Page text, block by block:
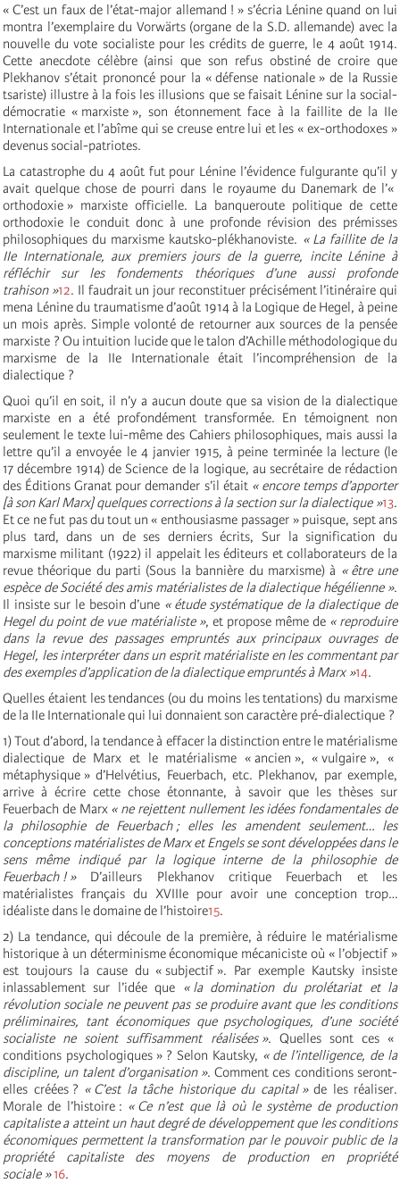
« C’est un faux de l’état-major allemand ! » s’écria Lénine quand on lui
montra l’exemplaire du Vorwärts (organe de la S.D. allemande) avec la
nouvelle du vote socialiste pour les crédits de guerre, le 4 août 1914.
Cette anecdote célèbre (ainsi que son refus obstiné de croire que
Plekhanov s’était prononcé pour la « défense nationale » de la Russie
tsariste) illustre à la fois les illusions que se faisait Lénine sur la social-
démocratie « marxiste », son étonnement face à la faillite de la IIe
Internationale et l’abîme qui se creuse entre lui et les « ex-orthodoxes »
devenus social-patriotes.
La catastrophe du 4 août fut pour Lénine l’évidence fulgurante qu’il y
avait quelque chose de pourri dans le royaume du Danemark de l’«
orthodoxie » marxiste officielle. La banqueroute politique de cette
orthodoxie le conduit donc à une profonde révision des prémisses
philosophiques du marxisme kautsko-plékhanoviste. « La faillite de la
IIe Internationale, aux premiers jours de la guerre, incite Lénine à
réfléchir sur les fondements théoriques d’une aussi profonde
trahison »12. Il faudrait un jour reconstituer précisément l’itinéraire qui
mena Lénine du traumatisme d’août 1914 à la Logique de Hegel, à peine
un mois après. Simple volonté de retourner aux sources de la pensée
marxiste ? Ou intuition lucide que le talon d’Achille méthodologique du
marxisme de la IIe Internationale était l’incompréhension de la
dialectique ?
Quoi qu’il en soit, il n’y a aucun doute que sa vision de la dialectique
marxiste en a été profondément transformée. En témoignent non
seulement le texte lui-même des Cahiers philosophiques, mais aussi la
lettre qu’il a envoyée le 4 janvier 1915, à peine terminée la lecture (le
17 décembre 1914) de Science de la logique, au secrétaire de rédaction
des Éditions Granat pour demander s’il était « encore temps d’apporter
[à son Karl Marx] quelques corrections à la section sur la dialectique »13.
Et ce ne fut pas du tout un « enthousiasme passager » puisque, sept ans
plus tard, dans un de ses derniers écrits, Sur la signification du
marxisme militant (1922) il appelait les éditeurs et collaborateurs de la
revue théorique du parti (Sous la bannière du marxisme) à « être une
espèce de Société des amis matérialistes de la dialectique hégélienne ».
Il insiste sur le besoin d’une « étude systématique de la dialectique de
Hegel du point de vue matérialiste », et propose même de « reproduire
dans la revue des passages empruntés aux principaux ouvrages de
Hegel, les interpréter dans un esprit matérialiste en les commentant par
des exemples d’application de la dialectique empruntés à Marx »14.
Quelles étaient les tendances (ou du moins les tentations) du marxisme
de la IIe Internationale qui lui donnaient son caractère pré-dialectique ?
1) Tout d’abord, la tendance à effacer la distinction entre le matérialisme
dialectique de Marx et le matérialisme « ancien », « vulgaire », «
métaphysique » d’Helvétius, Feuerbach, etc. Plekhanov, par exemple,
arrive à écrire cette chose étonnante, à savoir que les thèses sur
Feuerbach de Marx « ne rejettent nullement les idées fondamentales de
la philosophie de Feuerbach ; elles les amendent seulement… les
conceptions matérialistes de Marx et Engels se sont développées dans le
sens même indiqué par la logique interne de la philosophie de
Feuerbach ! »D’ailleurs Plekhanov critique Feuerbach et les
matérialistes français du XVIIIe pour avoir une conception trop…
idéaliste dans le domaine de l’histoire15.
2) La tendance, qui découle de la première, à réduire le matérialisme
historique à un déterminisme économique mécaniciste où « l’objectif »
est toujours la cause du « subjectif ». Par exemple Kautsky insiste
inlassablement sur l’idée que « la domination du prolétariat et la
révolution sociale ne peuvent pas se produire avant que les conditions
préliminaires, tant économiques que psychologiques, d’une société
socialiste ne soient suffisamment réalisées ». Quelles sont ces «
conditions psychologiques » ? Selon Kautsky, « de l’intelligence, de la
discipline, un talent d’organisation ». Comment ces conditions seront-
elles créées ? « C’est la tâche historique du capital »de les réaliser.
Morale de l’histoire : « Ce n’est que là où le système de production
capitaliste a atteint un haut degré de développement que les conditions
économiques permettent la transformation par le pouvoir public de la
propriété capitaliste des moyens de production en propriété
sociale »16.